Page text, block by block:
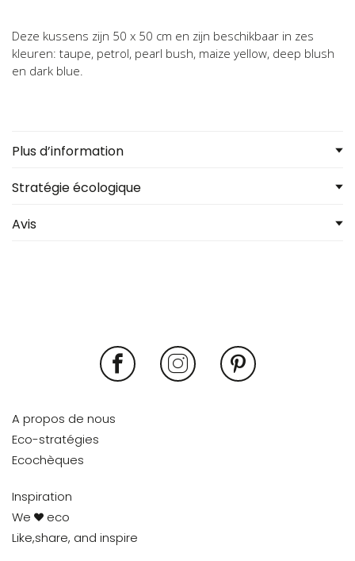
Deze kussens zijn 50 x 50 cm en zijn beschikbaar in zes
kleuren: taupe, petrol, pearl bush, maize yellow, deep blush
en dark blue.
Plus d’information
Stratégie écologique
Avis
A propos de nous
Eco-stratégies
Ecochèques
Inspiration
We
eco
Like,share, and inspire